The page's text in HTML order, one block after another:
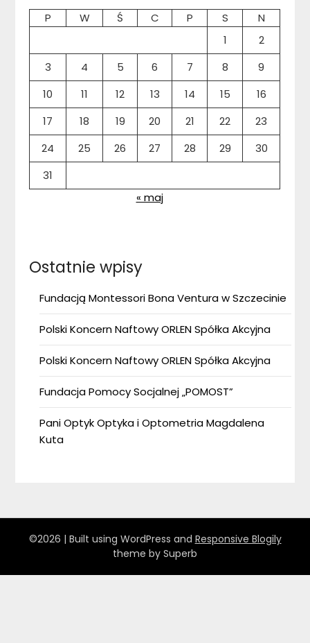
P W Ś C P S
N
1
2
3
4 5 6 7 8
9
10
11 12 13 14 15
16
17
18 19 20 21 22
23
24
25 26 27 28 29
30
31
« maj
Ostatnie wpisy
Fundacją Montessori Bona Ventura w Szczecinie
Polski Koncern Naftowy ORLEN Spółka Akcyjna
Polski Koncern Naftowy ORLEN Spółka Akcyjna
Fundacja Pomocy Socjalnej „POMOST”
Pani Optyk Optyka i Optometria Magdalena
Kuta
©2026 | Built using WordPress and Responsive Blogily
theme by Superb